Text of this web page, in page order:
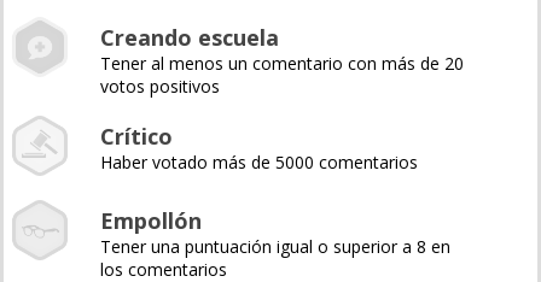
Creando escuela
Tener al menos un comentario con más de 20
votos positivos
Crítico
Haber votado más de 5000 comentarios
Empollón
Tener una puntuación igual o superior a 8 en
los comentarios